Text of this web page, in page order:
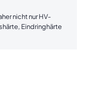
nicht nur HV-
Eindringhärte